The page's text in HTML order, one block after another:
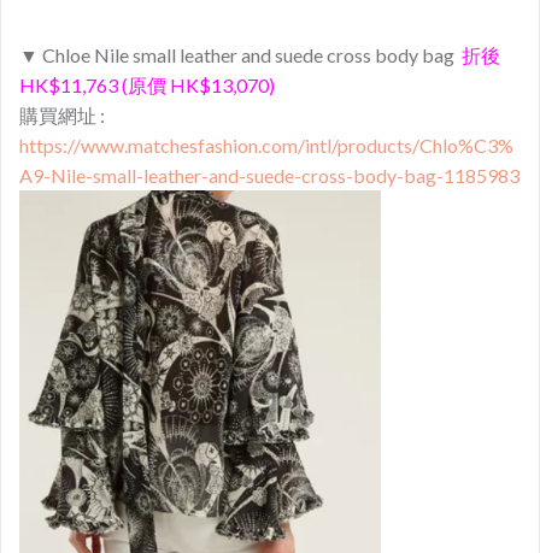
▼ Chloe Nile small leather and suede cross body bag 折後
HK$11,763 (原價 HK$13,070)
購買網址 :
https://www.matchesfashion.com/intl/products/Chlo%C3%
A9-Nile-small-leather-and-suede-cross-body-bag-1185983